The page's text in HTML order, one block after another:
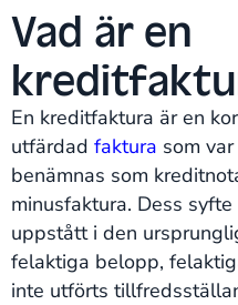
Vad är en
En kreditfaktura är en
utfärdad faktura som
benämnas som
minusfaktura. Dess
uppstått i den
felaktiga belopp,
inte utförts